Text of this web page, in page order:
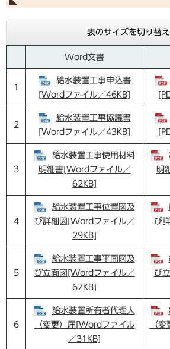
表のサイズを切り替
Word文書
1
給水装置工事申込書
[Wordファイル／46KB]
2
給水装置工事協議書
[Wordファイル／43KB]
3
給水装置工事使用材料
明細書[Wordファイル／
62KB]
明
4
給水装置工事位置図及
び詳細図[Wordファイル／
29KB]
び
5
給水装置工事平面図及
び立面図[Wordファイル／
67KB]
び
6
給水装置所有者代理人
（変更）届[Wordファイル
／31KB]
（